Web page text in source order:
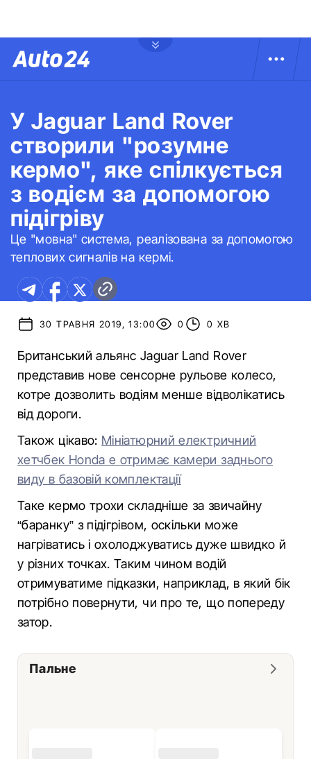
У Jaguar Land Rover
створили "розумне
кермо", яке спілкується
з водієм за допомогою
підігріву
Це "мовна" система, реалізована за допомогою
теплових сигналів на кермі.
30 ТРАВНЯ 2019, 13:00 0 0 ХВ
Британський альянс Jaguar Land Rover
представив нове сенсорне рульове колесо,
котре дозволить водіям менше відволікатись
від дороги.
Також цікаво: Мініатюрний електричний
хетчбек Honda e отримає камери заднього
виду в базовій комплектації
Таке кермо трохи складніше за звичайну
“баранку” з підігрівом, оскільки може
нагріватись і охолоджуватись дуже швидко й
у різних точках. Таким чином водій
отримуватиме підказки, наприклад, в який бік
потрібно повернути, чи про те, що попереду
затор.
Пальне